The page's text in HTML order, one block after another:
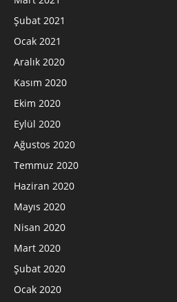
Şubat 2021
Ocak 2021
Aralık 2020
Kasım 2020
Ekim 2020
Eylül 2020
Ağustos 2020
Temmuz 2020
Haziran 2020
Mayıs 2020
Nisan 2020
Mart 2020
Şubat 2020
Ocak 2020